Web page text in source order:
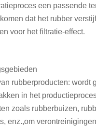
een passende
dat het rubber
voor het filtratie-effect.
rubberproducten: wordt
in het
zoals rubberbuizen,
enz.,om